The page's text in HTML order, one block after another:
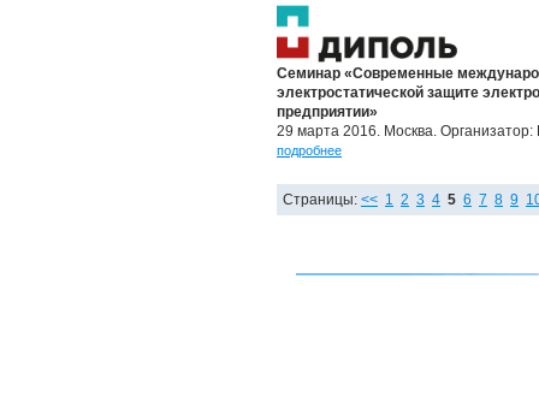
Семинар «Современные
электростатической защите
предприятии»
29 марта 2016. Москва.
подробнее
Страницы: << 1 2 3 4 5 6 7 8 9